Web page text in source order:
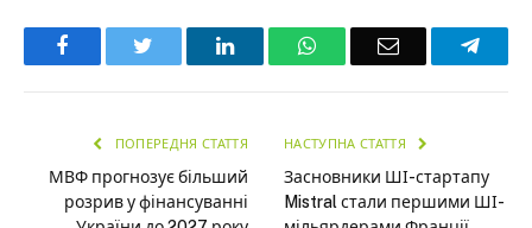
Facebook LinkedInWhatsAppEmail
ПОПЕРЕДНЯ СТАТТЯ
МВФ прогнозує більший
розрив у фінансуванні
НАСТУПНА СТАТТЯ
Засновники ШІ-стартапу
Mistral стали першими ШІ-